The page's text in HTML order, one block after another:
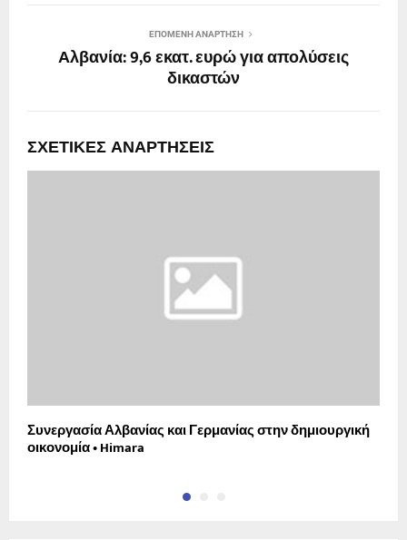
ΕΠΌΜΕΝΗ ΑΝΆΡΤΗΣΗ
Αλβανία: 9,6 εκατ. ευρώ για απολύσεις
δικαστών
ΣΧΕΤΙΚΈΣ ΑΝΑΡΤΉΣΕΙΣ
Συνεργασία Αλβανίας και Γερμανίας στην δημιουργική
οικονομία • Himara